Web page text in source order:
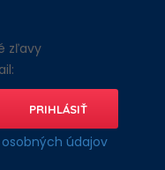
zľavy
údajov